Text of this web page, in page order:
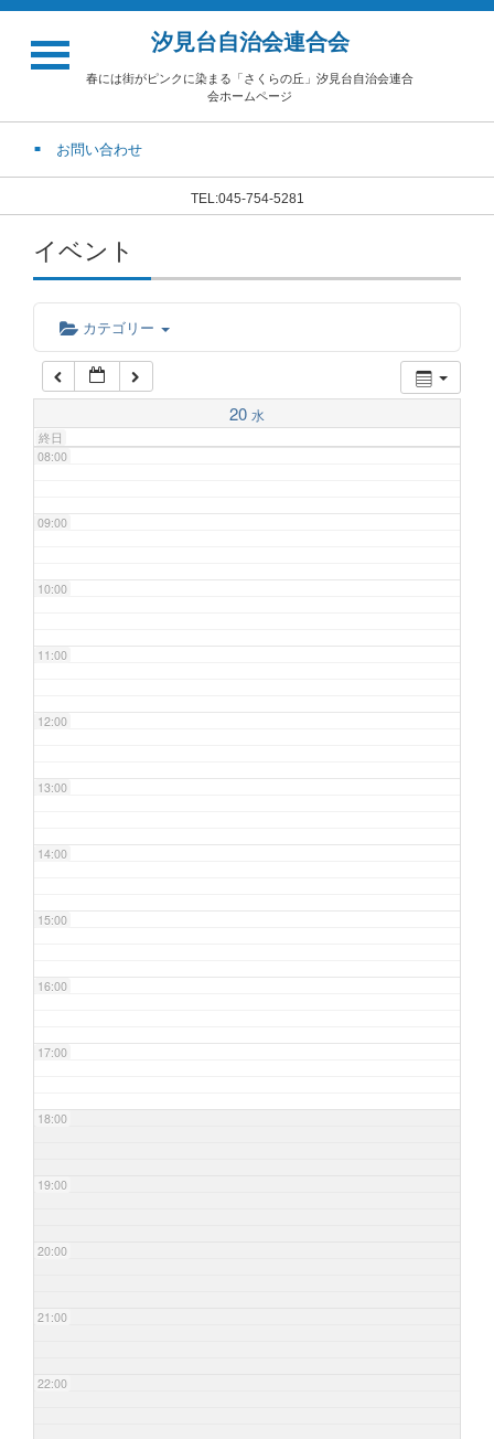
汐見台自治会連合会
春には街がピンクに染まる「さくらの丘」汐見台自治会連合
会ホームページ
お問い合わせ
TEL:045-754-5281
イベント
カテゴリー
20 水
終日
02:00
03:00
05:00
06:00
07:00
08:00
09:00
10:00
11:00
12:00
13:00
14:00
15:00
16:00
17:00
18:00
19:00
20:00
21:00
22:00